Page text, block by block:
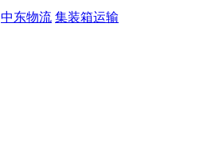
中东物流 集装箱运输